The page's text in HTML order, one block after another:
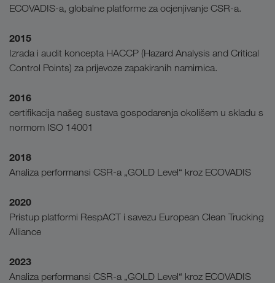
ECOVADIS-a, globalne platforme za ocjenjivanje CSR-a.
2015
Izrada i audit koncepta HACCP (Hazard Analysis and Critical
Control Points) za prijevoze zapakiranih namirnica.
2016
certifikacija našeg sustava gospodarenja okolišem u skladu s
normom ISO 14001
2018
Analiza performansi CSR-a „GOLD Level“ kroz ECOVADIS
2020
Pristup platformi RespACT i savezu European Clean Trucking
Alliance
2023
Analiza performansi CSR-a „GOLD Level“ kroz ECOVADIS